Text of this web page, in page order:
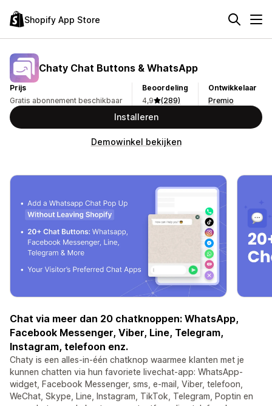
Shopify App Store
Chaty Chat Buttons & WhatsApp
Prijs
Gratis abonnement beschikbaar
Beoordeling
4,9
(289)
Ontwikkelaar
Premio
Installeren
Demowinkel bekijken
Chat via meer dan 20 chatknoppen: WhatsApp,
Facebook Messenger, Viber, Line, Telegram,
Instagram, telefoon enz.
Chaty is een alles-in-één chatknop waarmee klanten met je
kunnen chatten via hun favoriete livechat-app: WhatsApp-
widget, Facebook Messenger, sms, e-mail, Viber, telefoon,
WeChat, Skype, Line, Instagram, TikTok, Telegram, Poptin en